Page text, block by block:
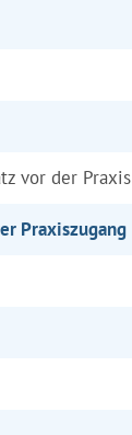
vor der Praxis
Praxiszugang